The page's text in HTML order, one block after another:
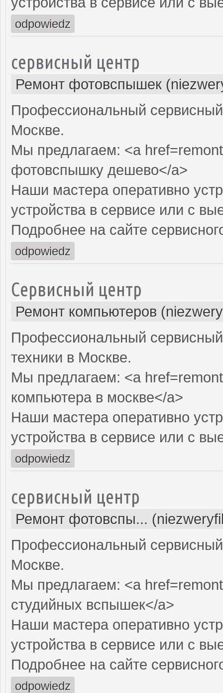
odpowiedz
сервисный центр
Ремонт фотовспышек
Профессиональный
Москве.
Мы предлагаем: <a
фотовспышку дешево</a>
Наши мастера оперативно
устройства в сервисе или с
Подробнее на сайте
odpowiedz
Сервисный центр
Ремонт компьютеров
Профессиональный
техники в Москве.
Мы предлагаем: <a
компьютера в москве</a>
Наши мастера оперативно
устройства в сервисе или с
odpowiedz
сервисный центр
Ремонт фотовспы...
Профессиональный
Москве.
Мы предлагаем: <a
студийных вспышек</a>
Наши мастера оперативно
устройства в сервисе или с
Подробнее на сайте
odpowiedz